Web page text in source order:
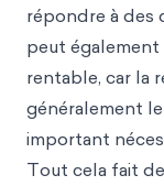
répondre à des
peut également
rentable, car la
généralement
important
Tout cela fait